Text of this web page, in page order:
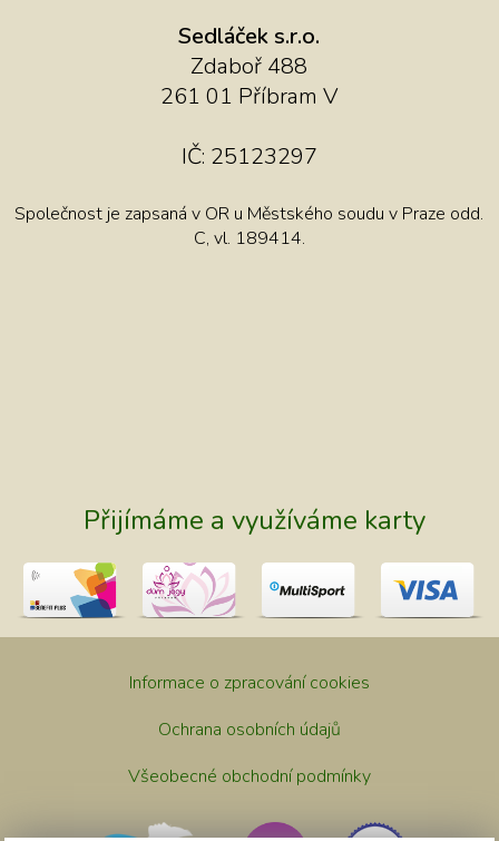
Sedláček s.r.o.
Zdaboř 488
261 01 Příbram V
IČ: 25123297
Společnost je zapsaná v OR u Městského soudu v Praze odd.
C, vl. 189414.
Přijímáme a využíváme karty
Informace o zpracování cookies
Ochrana osobních údajů
Všeobecné obchodní podmínky